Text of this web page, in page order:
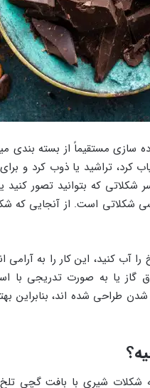
سازی مستقیماً از بسته بندی
کرد، تراشید یا ذوب کرد و
شکلاتی که بتوانید تصور
است. از آنجایی که
آب کنید، این کار را به
یا به صورت تدریجی با
طراحی شده اند، بنابراین
شکلات شیری با بافت گچی